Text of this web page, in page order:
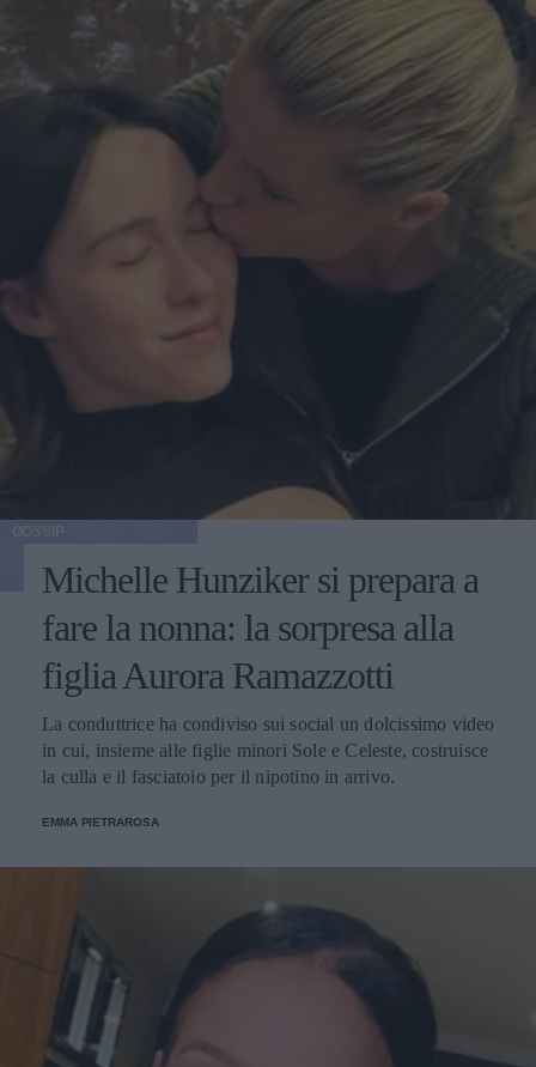
Michelle Hunziker si prepara a
fare la nonna: la sorpresa alla
figlia Aurora Ramazzotti
La conduttrice ha condiviso sui social un dolcissimo video
in cui, insieme alle figlie minori Sole e Celeste, costruisce
la culla e il fasciatoio per il nipotino in arrivo.
EMMA PIETRAROSA